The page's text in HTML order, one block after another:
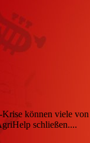
können viele
schließen....